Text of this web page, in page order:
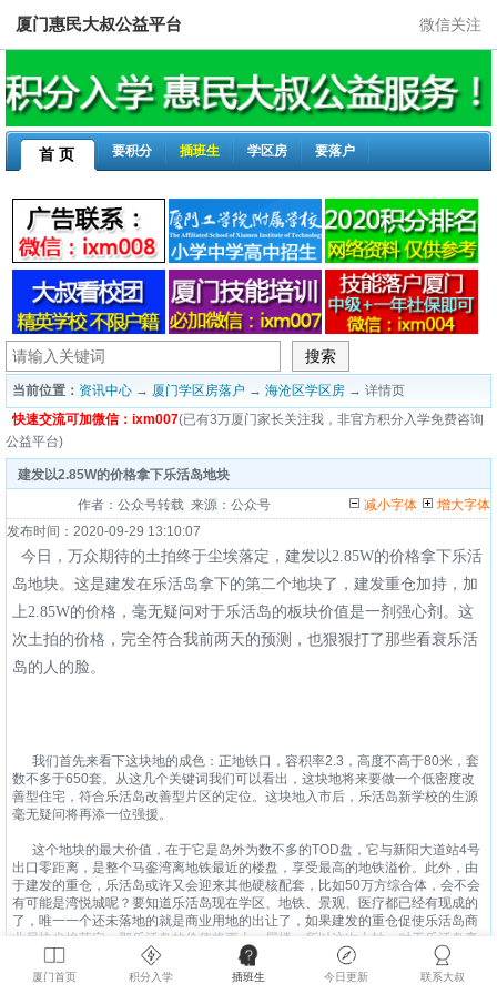
厦门惠民大叔公益平台 微信关注
首 页 要积分 插班生 学区房 要落户
当前位置： 资讯中心 → 厦门学区房落户 → 海沧区学区房 → 详情页
快速交流可加微信：ixm007(已有3万厦门家长关注我，非官方积分入学免费咨询
公益平台)
建发以2.85W的价格拿下乐活岛地块
减小字体
增大字体
作者：公众号转载 来源：公众号
发布时间：2020-09-29 13:10:07
今日，万众期待的土拍终于尘埃落定，建发以2.85W的价格拿下乐活
岛地块。这是建发在乐活岛拿下的第二个地块了，建发重仓加持，加
上2.85W的价格，毫无疑问对于乐活岛的板块价值是一剂强心剂。这
次土拍的价格，完全符合我前两天的预测，也狠狠打了那些看衰乐活
岛的人的脸。
我们首先来看下这块地的成色：正地铁口，容积率2.3，高度不高于80米，套
数不多于650套。从这几个关键词我们可以看出，这块地将来要做一个低密度改
善型住宅，符合乐活岛改善型片区的定位。这块地入市后，乐活岛新学校的生源
毫无疑问将再添一位强援。
这个地块的最大价值，在于它是岛外为数不多的TOD盘，它与新阳大道站4号
出口零距离，是整个马銮湾离地铁最近的楼盘，享受最高的地铁溢价。此外，由
于建发的重仓，乐活岛或许又会迎来其他硬核配套，比如50万方综合体，会不会
有可能是湾悦城呢？要知道乐活岛现在学区、地铁、景观、医疗都已经有现成的
了，唯一一个还未落地的就是商业用地的出让了，如果建发的重仓促使乐活岛商
业尽快尘埃落定，那乐活岛的价值将更上一层楼。所以这次土拍，对于乐活岛毫
无疑问是又一个重大利好。
厦门首页 积分入学 插班生 今日更新 联系大叔